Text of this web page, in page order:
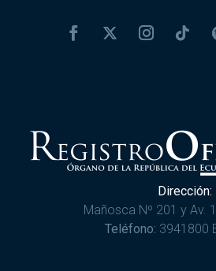
Dirección:
Mañosca Nº 201 y Av.
Teléfono: 3941800